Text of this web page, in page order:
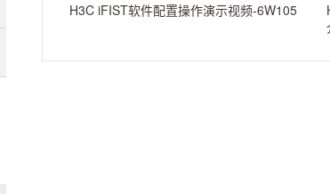
H3C iFIST软件配置操作演示视频-6W105